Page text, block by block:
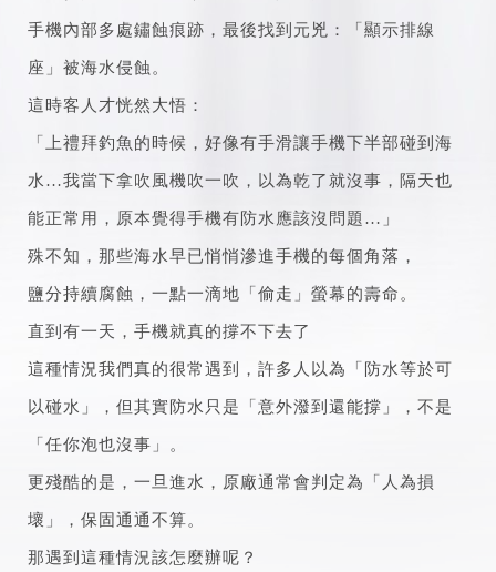
手機內部多處鏽蝕痕跡，最後找到元兇：「顯示排線
座」被海水侵蝕。
這時客人才恍然大悟：
「上禮拜釣魚的時候，好像有手滑讓手機下半部碰到海
水…我當下拿吹風機吹一吹，以為乾了就沒事，隔天也
能正常用，原本覺得手機有防水應該沒問題…」
殊不知，那些海水早已悄悄滲進手機的每個角落，
鹽分持續腐蝕，一點一滴地「偷走」螢幕的壽命。
直到有一天，手機就真的撐不下去了
這種情況我們真的很常遇到，許多人以為「防水等於可
以碰水」，但其實防水只是「意外潑到還能撐」，不是
「任你泡也沒事」。
更殘酷的是，一旦進水，原廠通常會判定為「人為損
壞」，保固通通不算。
那遇到這種情況該怎麼辦呢？